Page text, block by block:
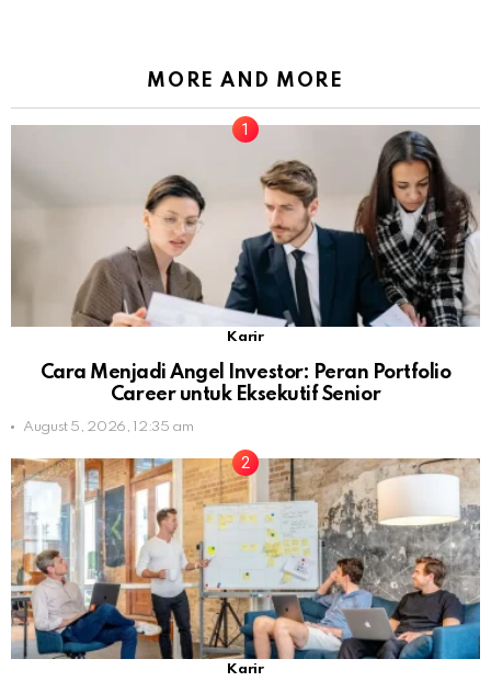
MORE AND MORE
Karir
Cara Menjadi Angel Investor: Peran Portfolio
Career untuk Eksekutif Senior
August 5, 2026, 12:35 am
Karir